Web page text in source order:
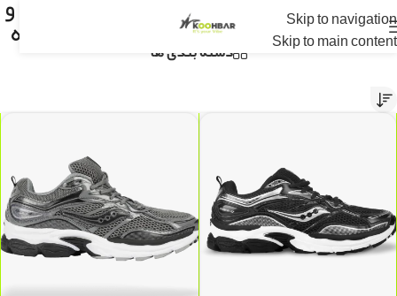
Skip to navigation
Skip to main content
و مارک و محصولات ژلاتینی از تولید کننده
دسته بندی ها